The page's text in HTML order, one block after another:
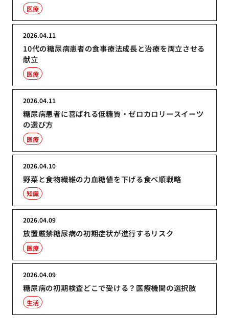
医療
10代の糖尿病患者の食事療法成長と治療を両立させる
献立
2026.04.11
医療
糖尿病患者に喜ばれる低糖質・ゼロカロリースイーツ
の選び方
2026.04.11
医療
野菜と食物繊維の力血糖値を下げる食べ順戦略
2026.04.10
知識
放置厳禁糖尿病の初期症状が進行するリスク
2026.04.09
医療
糖尿病の初期検査どこで受ける？医療機関の選択肢
2026.04.09
生活